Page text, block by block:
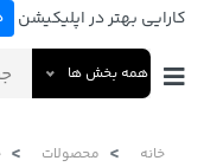
کارایی بهتر در اپلیکیشن
همه بخش ها
خانه محصولات